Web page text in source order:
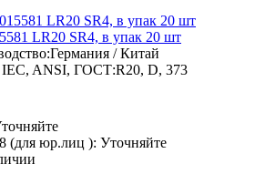
LR20 SR4, в упак 20 шт
Германия / Китай
ANSI, ГОСТ:R20, D, 373
(для юр.лиц ): Уточняйте